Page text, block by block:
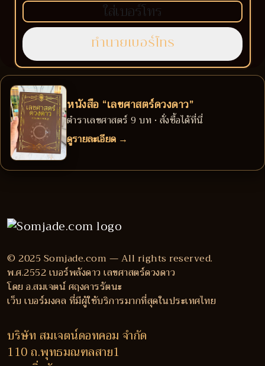
หนังสือ “เลขศาสตร์ดวงดาว”
ตำราเลขศาสตร์ 9 บท • สั่งซื้อได้ที่นี่
ดูรายละเอียด →
© 2025 Somjade.com — All rights reserved.
พ.ศ.2552 เบอร์พลังดาว เลขศาสตร์ดวงดาว
โดย อ.สมเจตน์ ศฤงคารรัตนะ
เว็บ เบอร์มงคล ที่มีผู้ใช้บริการมากที่สุดในประเทศไทย
บริษัท สมเจตน์ดอทคอม จำกัด
110 ถ.พุทธมณฑลสาย1